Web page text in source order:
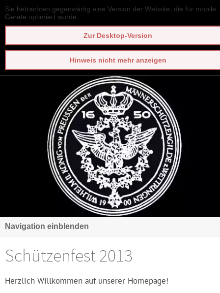
Sie betrachten gegenwärtig eine Version der Website, die für mobile
Geräte optimiert wurde.
Zur Desktop-Version
Hinweis nicht mehr anzeigen
Navigation einblenden
Schützenfest 2013
Herzlich Willkommen auf unserer Homepage!